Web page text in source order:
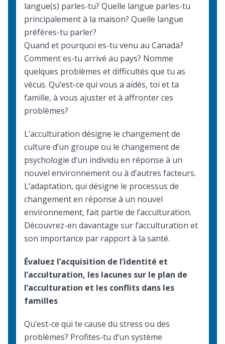
langue(s) parles-tu? Quelle langue parles-tu
principalement à la maison? Quelle langue
préfères-tu parler?
Quand et pourquoi es-tu venu au Canada?
Comment es-tu arrivé au pays? Nomme
quelques problèmes et difficultés que tu as
vécus. Qu’est-ce qui vous a aidés, toi et ta
famille, à vous ajuster et à affronter ces
problèmes?
L’acculturation désigne le changement de
culture d’un groupe ou le changement de
psychologie d’un individu en réponse à un
nouvel environnement ou à d’autres facteurs.
L’adaptation, qui désigne le processus de
changement en réponse à un nouvel
environnement, fait partie de l’acculturation.
Découvrez-en davantage sur l’acculturation et
son importance par rapport à la santé.
Évaluez l’acquisition de l’identité et
l’acculturation, les lacunes sur le plan de
l’acculturation et les conflits dans les
familles
Qu’est-ce qui te cause du stress ou des
problèmes? Profites-tu d’un système